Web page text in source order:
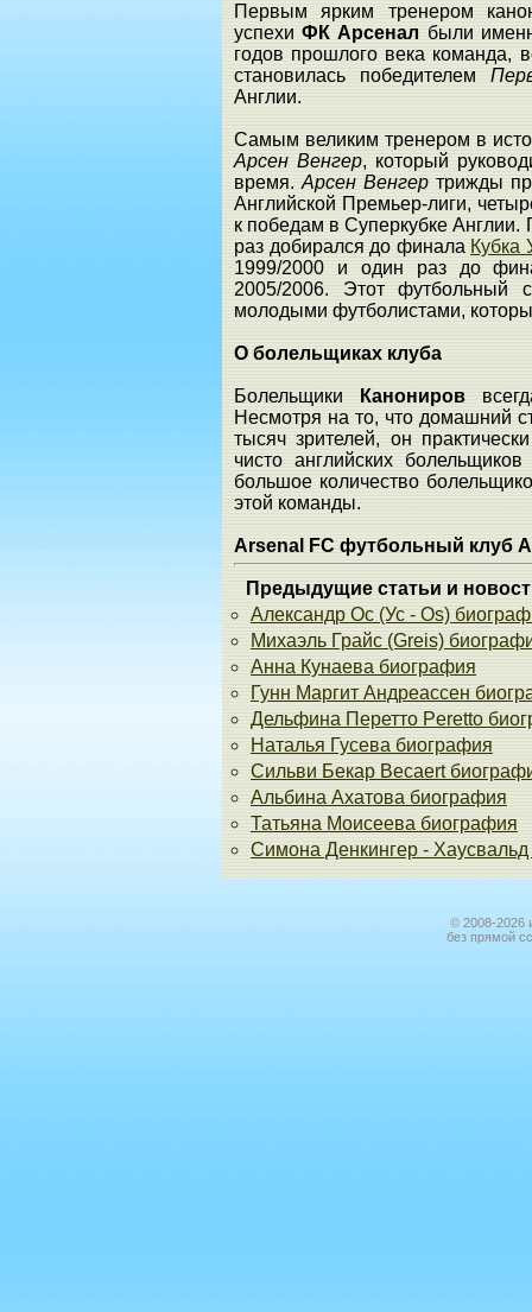
Первым ярким тренером
успехиФК Арсенал были
годов прошлого века команда,
становилась победителем
Англии.
Самым великим тренером в
Арсен Венгер, который
время. Арсен Венгертрижды
Английской Премьер-лиги,
к победам в Суперкубке Англии.
раз добирался до финала
1999/2000 и один раз до
2005/2006. Этот футбольный
молодыми футболистами,
О болельщиках клуба
Болельщики Канониров
Несмотря на то, что домашний
тысяч зрителей, он
чисто английских
большое количество
этой команды.
Arsenal FC футбольный клуб
Предыдущие статьи и
Александр Ос (Ус - Os)
Михаэль Грайс (Greis)
Анна Кунаева биография
Гунн Маргит Андреассен
Дельфина Перетто Peretto
Наталья Гусева биография
Сильви Бекар Becaert
Альбина Ахатова биография
Татьяна Моисеева биография
Симона Денкингер -
© 2008-2026
без прямой